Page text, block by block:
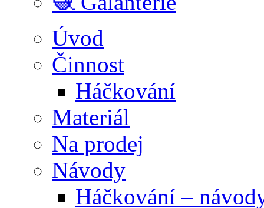
Úvod
Činnost
Háčkování
Materiál
Na prodej
Návody
Háčkování –